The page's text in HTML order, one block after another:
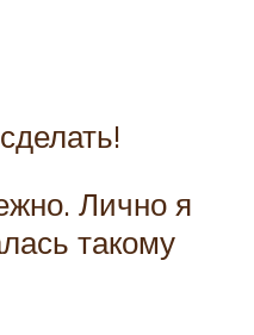
Лично я
такому